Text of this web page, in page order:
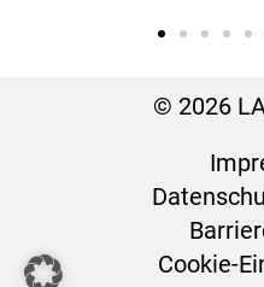
© 2026
Cookie-